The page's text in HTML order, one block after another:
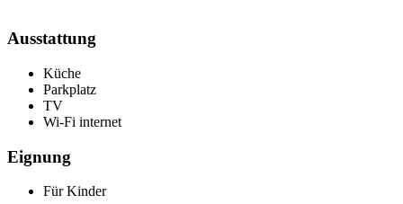
Ausstattung
Küche
Parkplatz
TV
Wi-Fi internet
Eignung
Für Kinder